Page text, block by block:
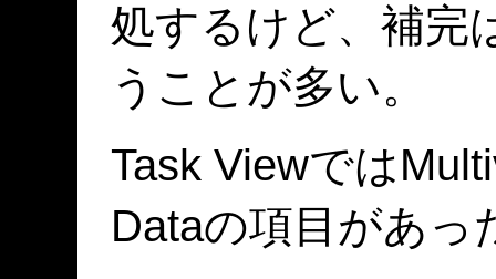
処するけど、補完
うことが多い。
Task Viewでは
Dataの項目があっ